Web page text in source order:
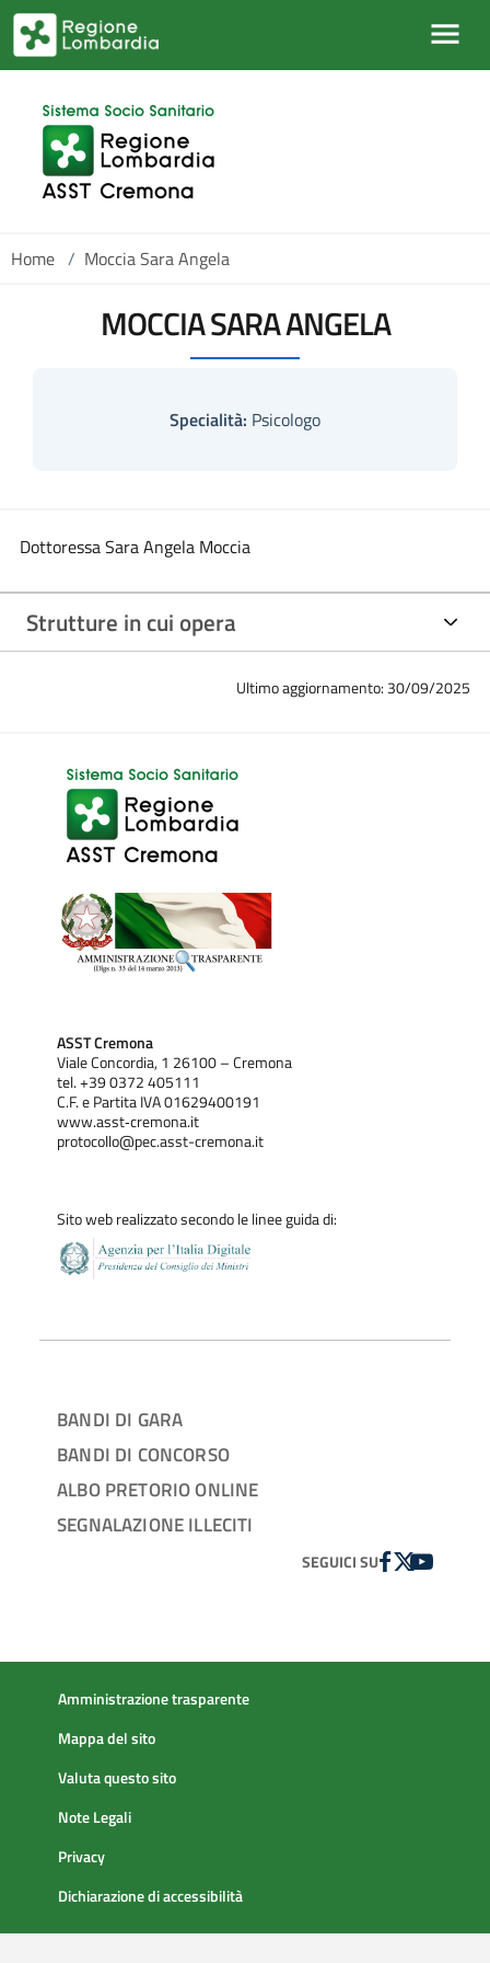
Skip to main content
Home / Moccia Sara Angela
MOCCIA SARA ANGELA
Specialità: Psicologo
Dottoressa Sara Angela Moccia
Strutture in cui opera
Ultimo aggiornamento: 30/09/2025
ASST Cremona
Viale Concordia, 1 26100 – Cremona
tel. +39 0372 405111
C.F. e Partita IVA 01629400191
www.asst‐cremona.it
protocollo@pec.asst-cremona.it
Sito web realizzato secondo le linee guida di:
BANDI DI GARA
BANDI DI CONCORSO
ALBO PRETORIO ONLINE
SEGNALAZIONE ILLECITI
SEGUICI SUFACEBOOK
TWITTER
YOUTUBE
Amministrazione trasparente
Mappa del sito
Valuta questo sito
Note Legali
Privacy
Dichiarazione di accessibilità